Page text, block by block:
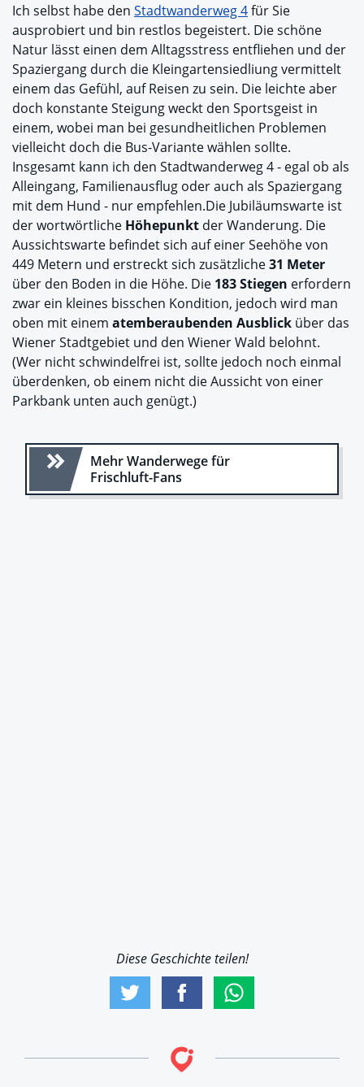
Ich selbst habe den Stadtwanderweg 4für Sie
ausprobiert und bin restlos begeistert. Die schöne
Natur lässt einen dem Alltagsstress entfliehen und der
Spaziergang durch die Kleingartensiedliung vermittelt
einem das Gefühl, auf Reisen zu sein. Die leichte aber
doch konstante Steigung weckt den Sportsgeist in
einem, wobei man bei gesundheitlichen Problemen
vielleicht doch die Bus-Variante wählen sollte.
Insgesamt kann ich den Stadtwanderweg 4 - egal ob als
Alleingang, Familienausflug oder auch als Spaziergang
mit dem Hund - nur empfehlen.Die Jubiläumswarte ist
der wortwörtliche Höhepunkt der Wanderung. Die
Aussichtswarte befindet sich auf einer Seehöhe von
449 Metern und erstreckt sich zusätzliche31 Meter
über den Boden in die Höhe. Die 183 Stiegen erfordern
zwar ein kleines bisschen Kondition, jedoch wird man
oben mit einem atemberaubenden Ausblick über das
Wiener Stadtgebiet und den Wiener Wald belohnt.
(Wer nicht schwindelfrei ist, sollte jedoch noch einmal
überdenken, ob einem nicht die Aussicht von einer
Parkbank unten auch genügt.)
Mehr Wanderwege für
Frischluft-Fans
Diese Geschichte teilen!